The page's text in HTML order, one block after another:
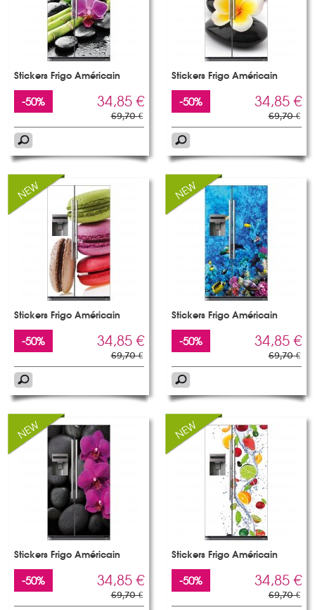
Stickers Frigo Américain
-50% 34,85 €
69,70 €
Stickers Frigo Américain
-50% 34,85 €
69,70 €
Stickers Frigo Américain
-50% 34,85 €
69,70 €
Stickers Frigo Américain
-50% 34,85 €
69,70 €
Stickers Frigo Américain
-50% 34,85 €
69,70 €
Stickers Frigo Américain
-50% 34,85 €
69,70 €